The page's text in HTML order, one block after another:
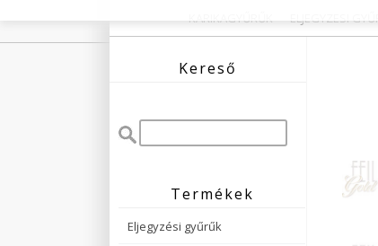
KARIKAGYŰRŰK ELJEGYZESI
Kereső
Termékek
Eljegyzési gyűrűk